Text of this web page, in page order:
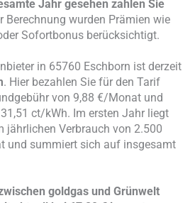
Jahr gesehen zahlen Sie
Berechnung wurden Prämien wie
Sofortbonus berücksichtigt.
in 65760 Eschborn ist derzeit
. Hier bezahlen Sie für den Tarif
von 9,88 €/Monat und
ct/kWh. Im ersten Jahr liegt
jährlichen Verbrauch von 2.500
und summiert sich auf insgesamt
goldgas und Grünwelt